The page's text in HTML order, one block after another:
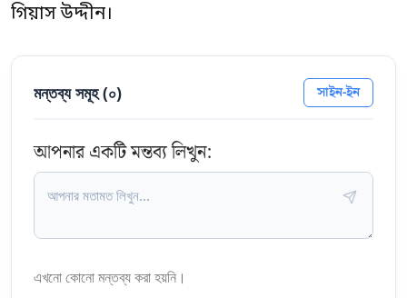
গিয়াস উদ্দীন।
মন্তব্য সমূহ (০) সাইন-ইন
আপনার একটি মন্তব্য লিখুন:
এখনো কোনো মন্তব্য করা হয়নি।